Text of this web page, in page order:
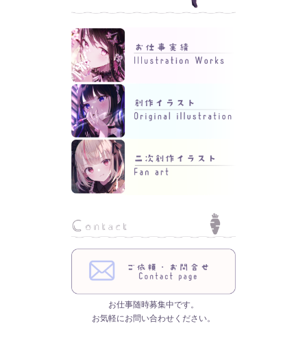
お仕事随時募集中です。
お気軽にお問い合わせください。